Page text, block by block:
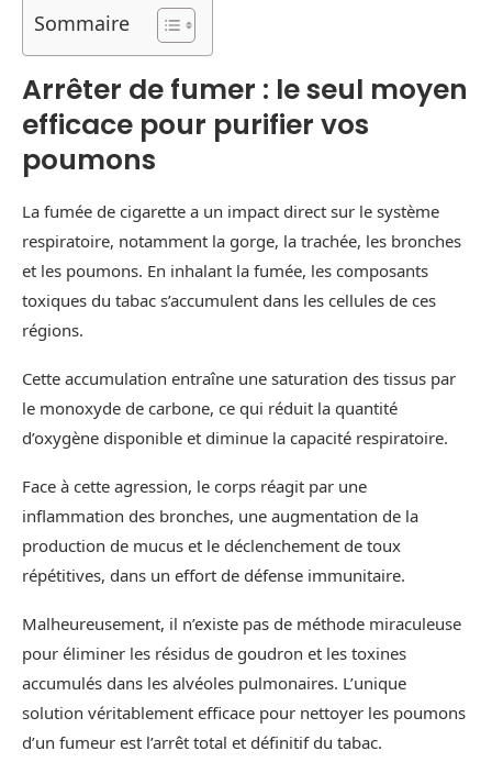
Sommaire
Arrêter de fumer : le seul moyen
efficace pour purifier vos
poumons
La fumée de cigarette a un impact direct sur le système
respiratoire, notamment la gorge, la trachée, les bronches
et les poumons. En inhalant la fumée, les composants
toxiques du tabac s’accumulent dans les cellules de ces
régions.
Cette accumulation entraîne une saturation des tissus par
le monoxyde de carbone, ce qui réduit la quantité
d’oxygène disponible et diminue la capacité respiratoire.
Face à cette agression, le corps réagit par une
inflammation des bronches, une augmentation de la
production de mucus et le déclenchement de toux
répétitives, dans un effort de défense immunitaire.
Malheureusement, il n’existe pas de méthode miraculeuse
pour éliminer les résidus de goudron et les toxines
accumulés dans les alvéoles pulmonaires. L’unique
solution véritablement efficace pour nettoyer les poumons
d’un fumeur est l’arrêt total et définitif du tabac.